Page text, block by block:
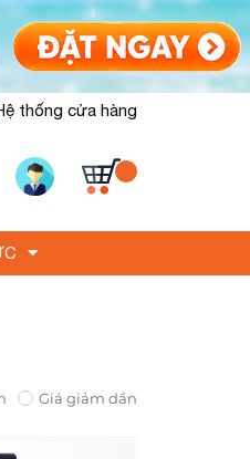
thống cửa hàng
Giá giảm dần